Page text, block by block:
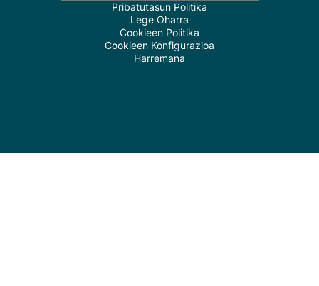
Pribatutasun Politika
Lege Oharra
Cookieen Politika
Cookieen Konfigurazioa
Harremana